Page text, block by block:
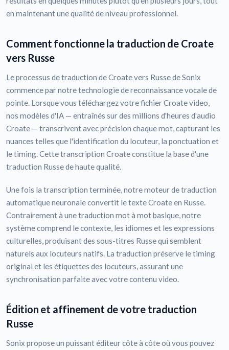
en maintenant une qualité de niveau professionnel.
Comment fonctionne la traduction de Croate
vers Russe
Le processus de traduction de Croate vers Russe de Sonix
commence par notre technologie de reconnaissance vocale de
pointe. Lorsque vous téléchargez votre fichier Croate video,
nos modèles d'IA — entraînés sur des millions d'heures d'audio
Croate — transcrivent avec précision chaque mot, capturant les
nuances telles que l'identification du locuteur, la ponctuation et
le timing. Cette transcription Croate constitue la base d'une
traduction Russe de haute qualité.
Une fois la transcription terminée, notre moteur de traduction
automatique neuronale convertit le texte Croate en Russe.
Contrairement à une traduction mot à mot basique, notre
système comprend le contexte, les idiomes et les expressions
culturelles, produisant des sous-titres Russe qui semblent
naturels aux locuteurs natifs. La traduction préserve le timing
original et les étiquettes des locuteurs, assurant une
synchronisation parfaite avec votre contenu video.
Édition et affinement de votre traduction
Russe
Sonix propose un puissant éditeur côte à côte où vous pouvez